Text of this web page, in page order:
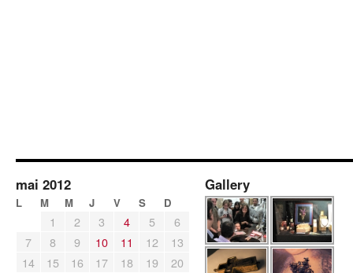
mai 2012
L M M J V S D
1 2 3 4 5
6
7
8 9 10 11 12
13
14
15 16 17 18 19
20
Gallery